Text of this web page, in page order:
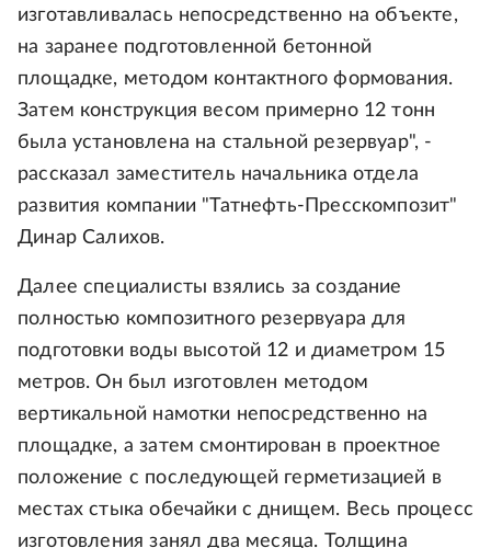
изготавливалась непосредственно на объекте,
на заранее подготовленной бетонной
площадке, методом контактного формования.
Затем конструкция весом примерно 12 тонн
была установлена на стальной резервуар", -
рассказал заместитель начальника отдела
развития компании "Татнефть-Пресскомпозит"
Динар Салихов.
Далее специалисты взялись за создание
полностью композитного резервуара для
подготовки воды высотой 12 и диаметром 15
метров. Он был изготовлен методом
вертикальной намотки непосредственно на
площадке, а затем смонтирован в проектное
положение с последующей герметизацией в
местах стыка обечайки с днищем. Весь процесс
изготовления занял два месяца. Толщина